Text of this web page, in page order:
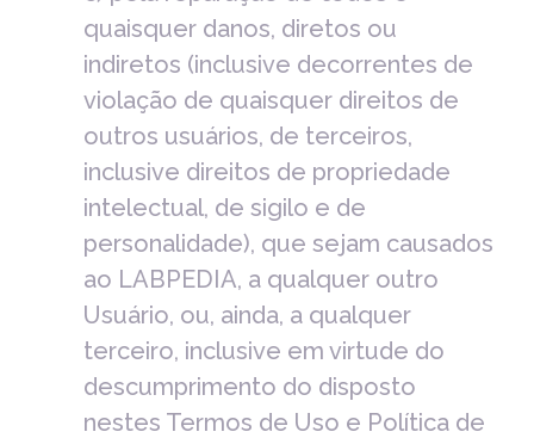
quaisquer danos, diretos ou
indiretos (inclusive decorrentes de
violação de quaisquer direitos de
outros usuários, de terceiros,
inclusive direitos de propriedade
intelectual, de sigilo e de
personalidade), que sejam causados
ao LABPEDIA, a qualquer outro
Usuário, ou, ainda, a qualquer
terceiro, inclusive em virtude do
descumprimento do disposto
nestes Termos de Uso e Política de